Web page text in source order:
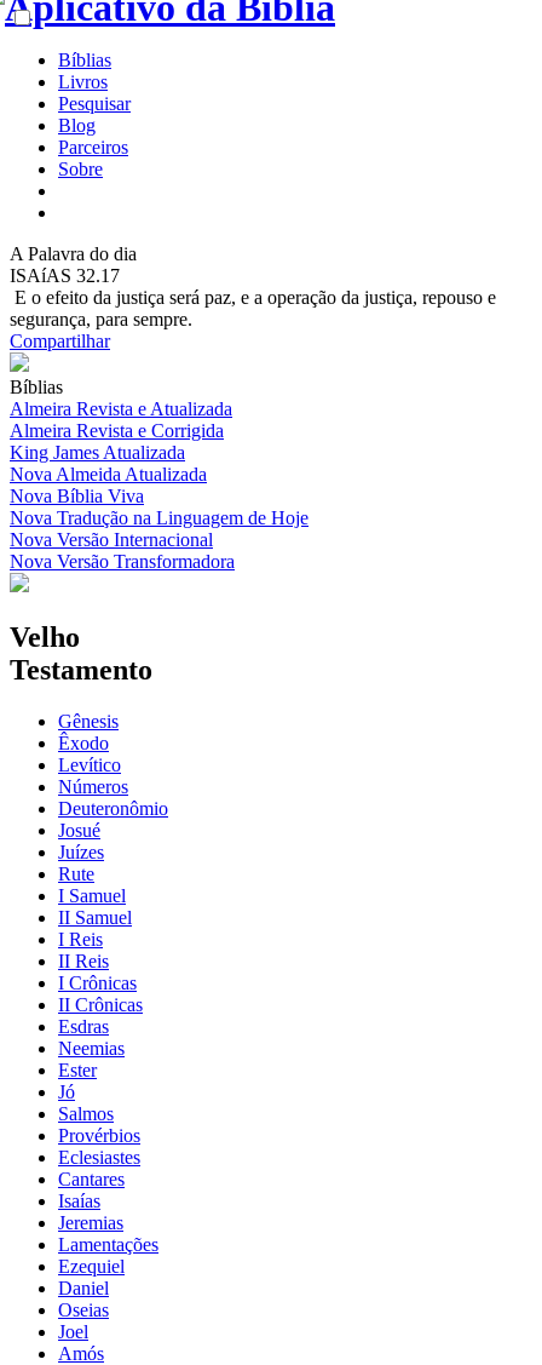
Bíblias
Livros
Pesquisar
Blog
Parceiros
Sobre
A Palavra do dia
ISAíAS 32.17
E o efeito da justiça será paz, e a operação da justiça, repouso e
segurança, para sempre.
Compartilhar
Bíblias
Almeira Revista e Atualizada
Almeira Revista e Corrigida
King James Atualizada
Nova Almeida Atualizada
Nova Bíblia Viva
Nova Tradução na Linguagem de Hoje
Nova Versão Internacional
Nova Versão Transformadora
Velho
Testamento
Gênesis
Êxodo
Levítico
Números
Deuteronômio
Josué
Juízes
Rute
I Samuel
II Samuel
I Reis
II Reis
I Crônicas
II Crônicas
Esdras
Neemias
Ester
Jó
Salmos
Provérbios
Eclesiastes
Cantares
Isaías
Jeremias
Lamentações
Ezequiel
Daniel
Oseias
Joel
Amós